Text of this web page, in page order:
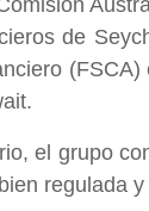
de
el grupo
regulada